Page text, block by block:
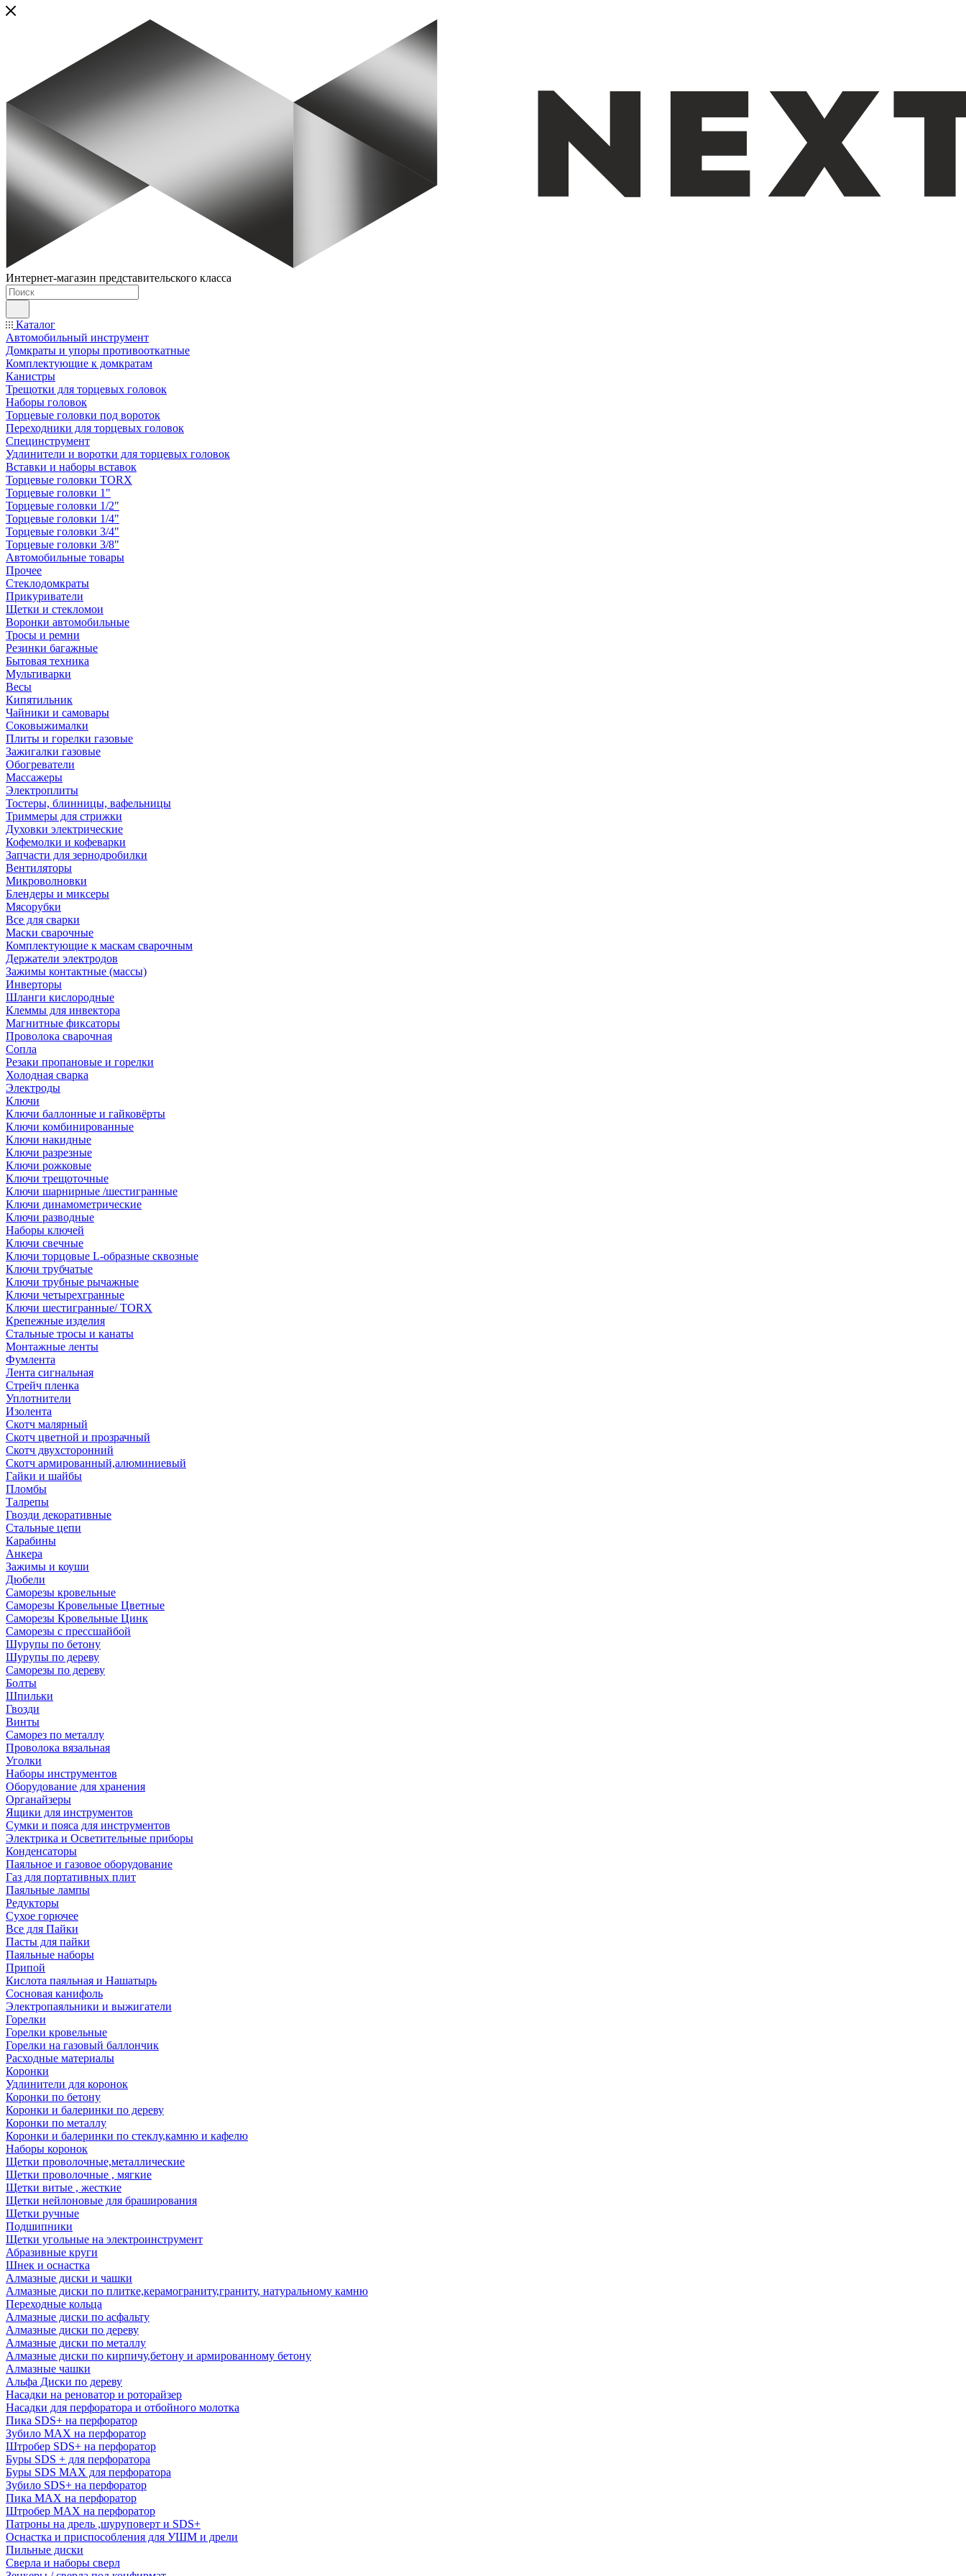
Интернет-магазин представительского класса
Каталог
Автомобильный инструмент
Домкраты и упоры противооткатные
Комплектующие к домкратам
Канистры
Трещотки для торцевых головок
Наборы головок
Торцевые головки под вороток
Переходники для торцевых головок
Специнструмент
Удлинители и воротки для торцевых головок
Вставки и наборы вставок
Торцевые головки TORX
Торцевые головки 1"
Торцевые головки 1/2"
Торцевые головки 1/4"
Торцевые головки 3/4"
Торцевые головки 3/8"
Автомобильные товары
Прочее
Стеклодомкраты
Прикуриватели
Щетки и стекломои
Воронки автомобильные
Тросы и ремни
Резинки багажные
Бытовая техника
Мультиварки
Весы
Кипятильник
Чайники и самовары
Соковыжималки
Плиты и горелки газовые
Зажигалки газовые
Обогреватели
Массажеры
Электроплиты
Тостеры, блинницы, вафельницы
Триммеры для стрижки
Духовки электрические
Кофемолки и кофеварки
Запчасти для зернодробилки
Вентиляторы
Микроволновки
Блендеры и миксеры
Мясорубки
Все для сварки
Маски сварочные
Комплектующие к маскам сварочным
Держатели электродов
Зажимы контактные (массы)
Инверторы
Шланги кислородные
Клеммы для инвектора
Магнитные фиксаторы
Проволока сварочная
Сопла
Резаки пропановые и горелки
Холодная сварка
Электроды
Ключи
Ключи баллонные и гайковёрты
Ключи комбинированные
Ключи накидные
Ключи разрезные
Ключи рожковые
Ключи трещоточные
Ключи шарнирные /шестигранные
Ключи динамометрические
Ключи разводные
Наборы ключей
Ключи свечные
Ключи торцовые L-образные сквозные
Ключи трубчатые
Ключи трубные рычажные
Ключи четырехгранные
Ключи шестигранные/ TORX
Крепежные изделия
Стальные тросы и канаты
Монтажные ленты
Фумлента
Лента сигнальная
Стрейч пленка
Уплотнители
Изолента
Скотч малярный
Скотч цветной и прозрачный
Скотч двухсторонний
Скотч армированный,алюминиевый
Гайки и шайбы
Пломбы
Талрепы
Гвозди декоративные
Стальные цепи
Карабины
Анкера
Зажимы и коуши
Дюбели
Саморезы кровельные
Саморезы Кровельные Цветные
Саморезы Кровельные Цинк
Саморезы с прессшайбой
Шурупы по бетону
Шурупы по дереву
Саморезы по дереву
Болты
Шпильки
Гвозди
Винты
Саморез по металлу
Проволока вязальная
Уголки
Наборы инструментов
Оборудование для хранения
Органайзеры
Ящики для инструментов
Сумки и пояса для инструментов
Электрика и Осветительные приборы
Конденсаторы
Паяльное и газовое оборудование
Газ для портативных плит
Паяльные лампы
Редукторы
Сухое горючее
Все для Пайки
Пасты для пайки
Паяльные наборы
Припой
Кислота паяльная и Нашатырь
Сосновая канифоль
Электропаяльники и выжигатели
Горелки
Горелки кровельные
Горелки на газовый баллончик
Расходные материалы
Коронки
Удлинители для коронок
Коронки по бетону
Коронки и балеринки по дереву
Коронки по металлу
Коронки и балеринки по стеклу,камню и кафелю
Наборы коронок
Щетки проволочные,металлические
Щетки проволочные , мягкие
Щетки витые , жесткие
Щетки нейлоновые для браширования
Щетки ручные
Подшипники
Щетки угольные на электроинструмент
Абразивные круги
Шнек и оснастка
Алмазные диски и чашки
Алмазные диски по плитке,керамограниту,граниту, натуральному камню
Переходные кольца
Алмазные диски по асфальту
Алмазные диски по дереву
Алмазные диски по металлу
Алмазные диски по кирпичу,бетону и армированному бетону
Алмазные чашки
Альфа Диски по дереву
Насадки на реноватор и роторайзер
Насадки для перфоратора и отбойного молотка
Пика SDS+ на перфоратор
Зубило MAX на перфоратор
Штробер SDS+ на перфоратор
Буры SDS + для перфоратора
Буры SDS MAX для перфоратора
Зубило SDS+ на перфоратор
Пика MAX на перфоратор
Штробер MAX на перфоратор
Патроны на дрель ,шуруповерт и SDS+
Оснастка и приспособления для УШМ и дрели
Пильные диски
Сверла и наборы сверл